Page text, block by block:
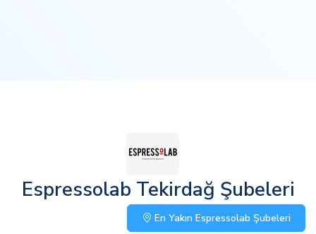
Espressolab Tekirdağ Şubeleri
En Yakın Espressolab Şubeleri